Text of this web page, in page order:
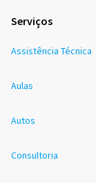
Serviços
Assistência Técnica
Aulas
Autos
Consultoria